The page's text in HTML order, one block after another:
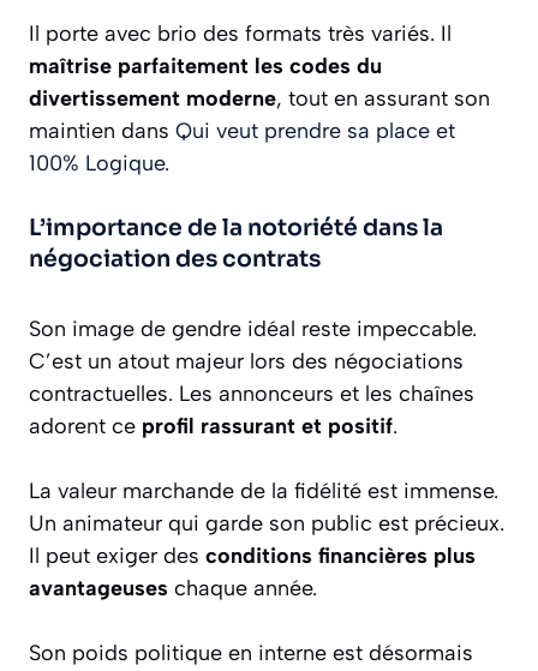
Il porte avec brio des formats très variés. Il
maîtrise parfaitement les codes du
divertissement moderne, tout en assurant son
maintien dans Qui veut prendre sa place et
100% Logique.
L’importance de la notoriété dans la
négociation des contrats
Son image de gendre idéal reste impeccable.
C’est un atout majeur lors des négociations
contractuelles. Les annonceurs et les chaînes
adorent ce profil rassurant et positif.
La valeur marchande de la fidélité est immense.
Un animateur qui garde son public est précieux.
Il peut exiger des conditions financières plus
avantageuses chaque année.
Son poids politique en interne est désormais